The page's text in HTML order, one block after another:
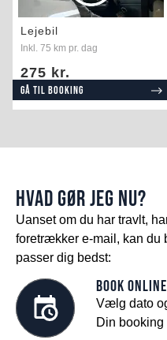
Lejebil
Inkl. 75 km pr. dag
275 kr.
Gå til booking
HVAD GØR JEG NU?
Uanset om du har travlt,
foretrækker e-mail, kan du
passer dig bedst:
Book online
Vælg dato
Din